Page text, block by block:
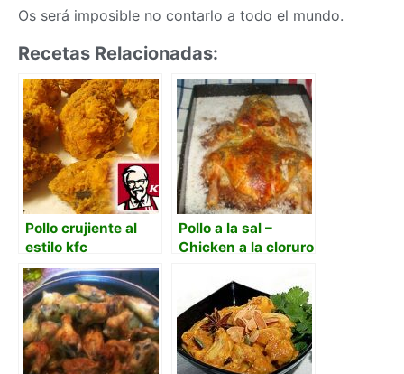
Os será imposible no contarlo a todo el mundo.
Recetas Relacionadas:
Pollo crujiente al
estilo kfc
Pollo a la sal –
Chicken a la cloruro